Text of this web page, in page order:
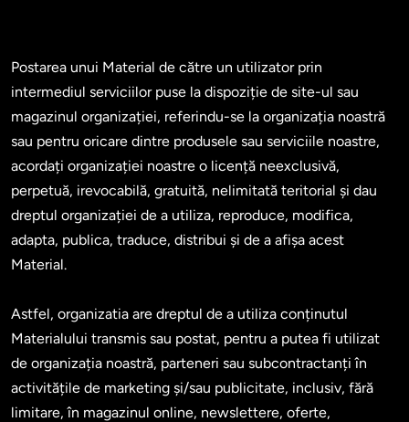
Postarea unui Material de către un utilizator prin
intermediul serviciilor puse la dispoziție de site-ul sau
magazinul organizației, referindu-se la organizația noastră
sau pentru oricare dintre produsele sau serviciile noastre,
acordați organizației noastre o licență neexclusivă,
perpetuă, irevocabilă, gratuită, nelimitată teritorial și dau
dreptul organizației de a utiliza, reproduce, modifica,
adapta, publica, traduce, distribui și de a afișa acest
Material.
Astfel, organizatia are dreptul de a utiliza conținutul
Materialului transmis sau postat, pentru a putea fi utilizat
de organizația noastră, parteneri sau subcontractanți în
activitățile de marketing și/sau publicitate, inclusiv, fără
limitare, în magazinul online, newslettere, oferte,